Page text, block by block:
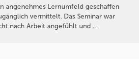
angenehmes Lernumfeld geschaffen
vermittelt. Das Seminar war
nach Arbeit angefühlt und …